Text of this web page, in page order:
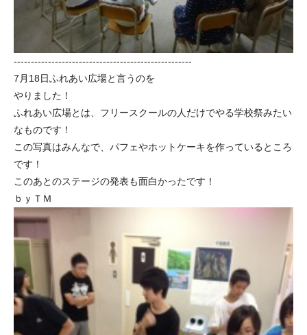
----------------------------------------------------
7月18日ふれあい広場と言うのを
やりました！
ふれあい広場とは、フリースクールの人だけでやる学校祭みたい
なものです！
この写真はみんなで、パフェやホットケーキを作っているところ
です！
このあとのステージの発表も面白かったです！
ｂｙＴＭ